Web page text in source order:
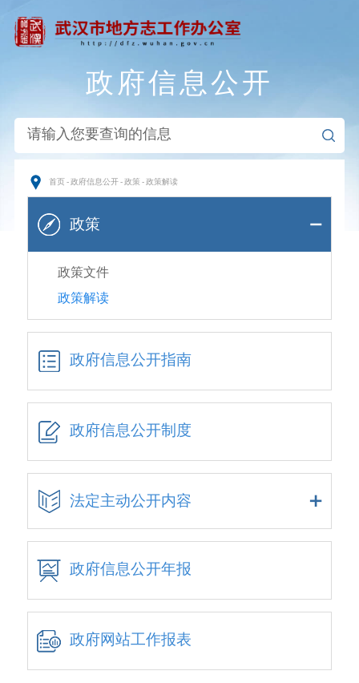
政府信息公开
首页 - 政府信息公开 - 政策 - 政策解读
政策
政策文件
政策解读
政府信息公开指南
政府信息公开制度
法定主动公开内容
政府信息公开年报
政府网站工作报表